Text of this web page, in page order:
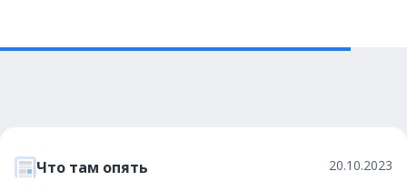
Что там опять 20.10.2023